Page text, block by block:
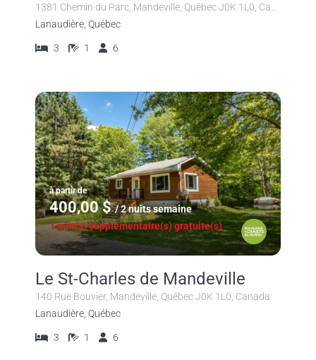
Lanaudière, Québec
3 1 6
à partir de
400,00 $ / 2 nuits semaine
1 nuit(s) supplémentaire(s) gratuite(s)
Le St-Charles de Mandeville
140 Rue Bouvier, Mandeville, Québec J0K 1L0, Canada
Lanaudière, Québec
3 1 6